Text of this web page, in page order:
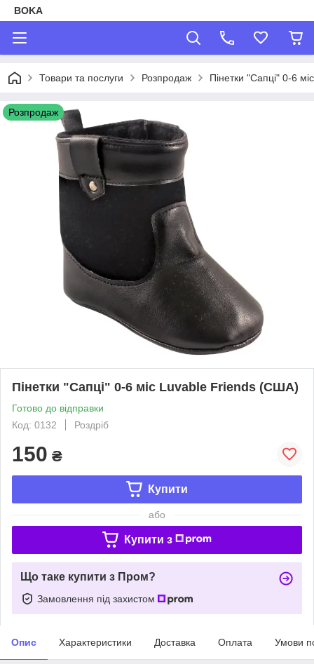
BOKA
Товари та послуги Розпродаж Пінетки "Сапці" 0-6
Розпродаж
Пінетки "Сапці" 0-6 міс Luvable Friends (США)
Готово до відправки
Код: 0132
Роздріб
150 ₴
Купити
або
Купити з
Що таке купити з Пром?
Замовлення під захистом
Опис Характеристики Доставка Оплата Умови